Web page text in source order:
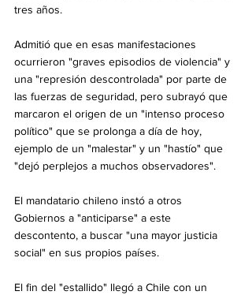
tres años.
Admitió que en esas manifestaciones
ocurrieron "graves episodios de violencia" y
una "represión descontrolada" por parte de
las fuerzas de seguridad, pero subrayó que
marcaron el origen de un "intenso proceso
político" que se prolonga a día de hoy,
ejemplo de un "malestar" y un "hastío" que
"dejó perplejos a muchos observadores".
El mandatario chileno instó a otros
Gobiernos a "anticiparse" a este
descontento, a buscar "una mayor justicia
social" en sus propios países.
El fin del "estallido" llegó a Chile con un